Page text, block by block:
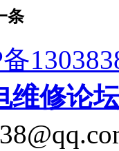
维修论